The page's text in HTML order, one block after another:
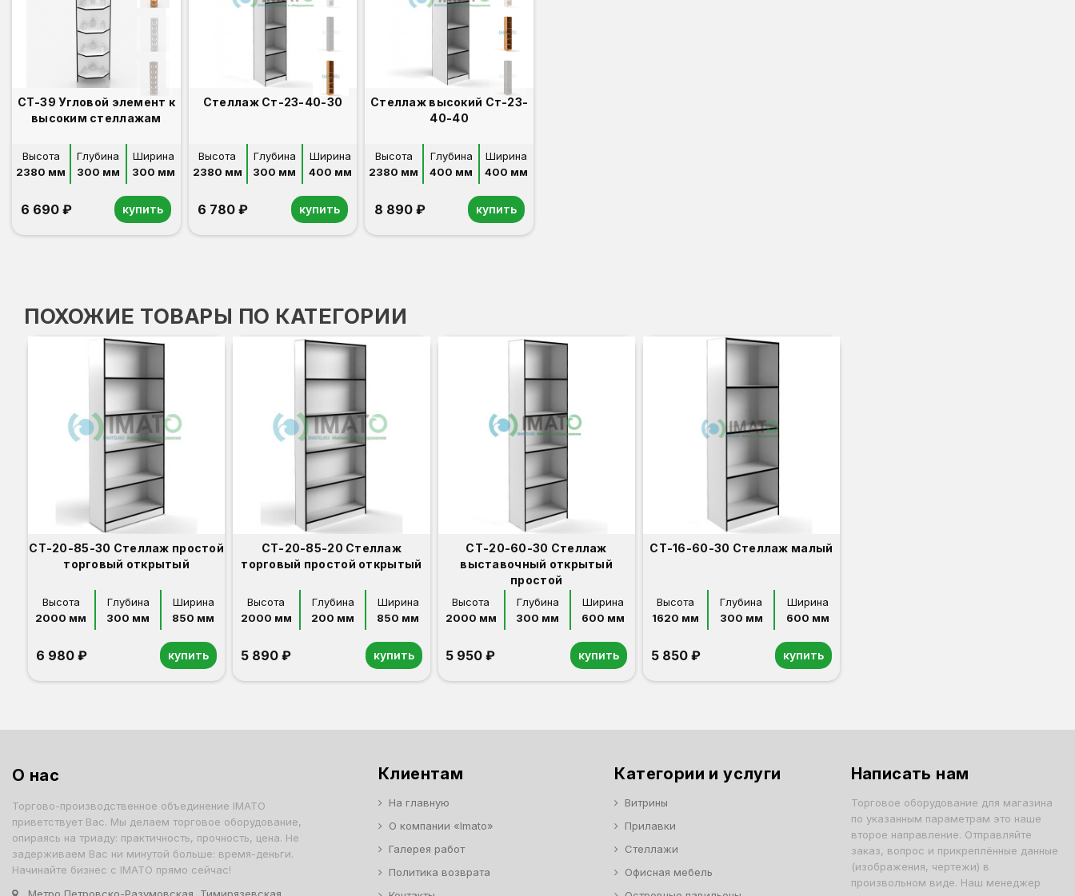
СТ-39 Угловой элемент к
высоким стеллажам
Высота
2380 мм
Глубина
300 мм
Ширина
300 мм
6 690 ₽ купить
Стеллаж Ст-23-40-30
Высота
2380 мм
Глубина
300 мм
Ширина
400 мм
6 780 ₽ купить
Стеллаж высокий Ст-23-
40-40
Высота
2380 мм
Глубина
400 мм
Ширина
400 мм
8 890 ₽ купить
ПОХОЖИЕ ТОВАРЫ ПО КАТЕГОРИИ
СТ-20-85-30 Стеллаж простой
торговый открытый
Высота
2000 мм
Глубина
300 мм
Ширина
850 мм
6 980 ₽ купить
СТ-20-85-20 Стеллаж
торговый простой открытый
Высота
2000 мм
Глубина
200 мм
Ширина
850 мм
5 890 ₽ купить
СТ-20-60-30 Стеллаж
выставочный открытый
простой
Высота
2000 мм
Глубина
300 мм
Ширина
600 мм
5 950 ₽ купить
СТ-16-60-30 Стеллаж малый
Высота
1620 мм
Глубина
300 мм
Ширина
600 мм
5 850 ₽ купить
О нас
Торгово-производственное объединение IMATO
приветствует Вас. Мы делаем торговое оборудование,
опираясь на триаду: практичность, прочность, цена. Не
задерживаем Вас ни минутой больше: время-деньги.
Начинайте бизнес с IMATO прямо сейчас!
Метро Петровско-Разумовская, Тимирязевская,
Клиентам
На главную
О компании «Imato»
Галерея работ
Политика возврата
Категории и услуги
Витрины
Прилавки
Стеллажи
Офисная мебель
Написать нам
Торговое оборудование для магазина
по указанным параметрам это наше
второе направление. Отправляйте
заказ, вопрос и прикреплённые данные
(изображения, чертежи) в
произвольном виде. Наш менеджер